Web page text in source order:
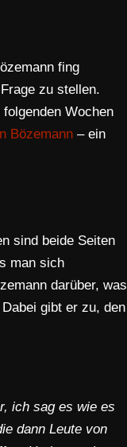
fing
zu stellen.
Wochen
Bözemann – ein
sind beide Seiten
man sich
darüber, was
gibt er zu, den
ich sag es wie es
dann Leute von